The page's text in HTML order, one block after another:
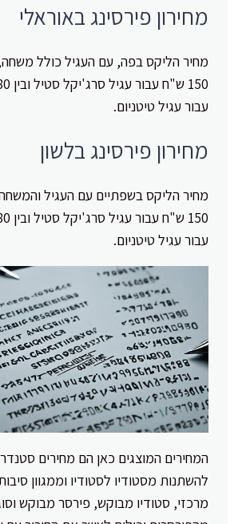
מחירון פירסינג באוראלי
עבור עגיל טיטניום.
מחירון פירסינג בלשון
עבור עגיל טיטניום.
המחירים המוצגים כאן הם מחירים
להשתנות מסטודיו לסטודיו וממגוון
מרכזי, סטודיו מבוקש, פירסר מבוקש